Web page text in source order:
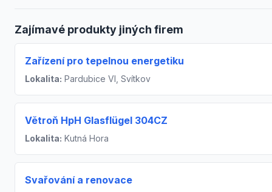
Zajímavé produkty jiných firem
Zařízení pro tepelnou energetiku
Lokalita: Pardubice VI, Svítkov
Větroň HpH Glasflügel 304CZ
Lokalita: Kutná Hora
Svařování a renovace